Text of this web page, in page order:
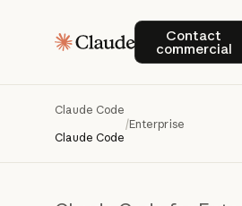
Contact
commercial
Claude Code
Claude Code
/Enterprise
L'agent
tousvos